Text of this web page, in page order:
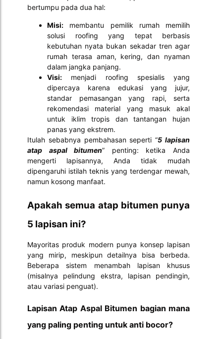
bertumpu pada dua hal:
Misi: membantu pemilik rumah memilih
solusi roofing yang tepat berbasis
kebutuhan nyata bukan sekadar tren agar
rumah terasa aman, kering, dan nyaman
dalam jangka panjang.
Visi: menjadi roofing spesialis yang
dipercaya karena edukasi yang jujur,
standar pemasangan yang rapi, serta
rekomendasi material yang masuk akal
untuk iklim tropis dan tantangan hujan
panas yang ekstrem.
Itulah sebabnya pembahasan seperti “5 lapisan
atap aspal bitumen” penting: ketika Anda
mengerti lapisannya, Anda tidak mudah
dipengaruhi istilah teknis yang terdengar mewah,
namun kosong manfaat.
Apakah semua atap bitumen punya
5 lapisan ini?
Mayoritas produk modern punya konsep lapisan
yang mirip, meskipun detailnya bisa berbeda.
Beberapa sistem menambah lapisan khusus
(misalnya pelindung ekstra, lapisan pendingin,
atau variasi penguat).
Lapisan Atap Aspal Bitumen bagian mana
yang paling penting untuk anti bocor?